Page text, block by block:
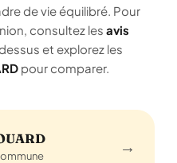
de vie équilibré. Pour
consultez les avis
et explorez les
pour comparer.
→